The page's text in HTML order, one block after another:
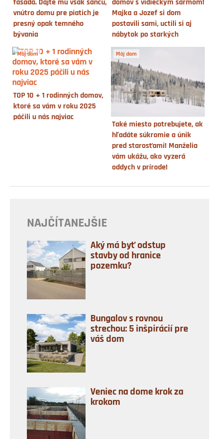
fasáda. Dajte mu však šancu,
vnútro domu pre piatich je
presný opak temného
bývania
domov s vidieckym šarmom!
Majka a Jozef si dom
postavili sami, uctili si aj
nábytok po starkých
Môj dom
TOP 10 + 1 rodinných domov,
ktoré sa vám v roku 2025
páčili u nás najviac
Môj dom
Také miesto potrebujete, ak
hľadáte súkromie a únik
pred starosťami! Manželia
vám ukážu, ako vyzerá
oddych v prírode!
NAJČÍTANEJŠIE
Aký má byť odstup
stavby od hranice
pozemku?
Bungalov s rovnou
strechou: 5 inšpirácií pre
váš dom
Veniec na dome krok za
krokom